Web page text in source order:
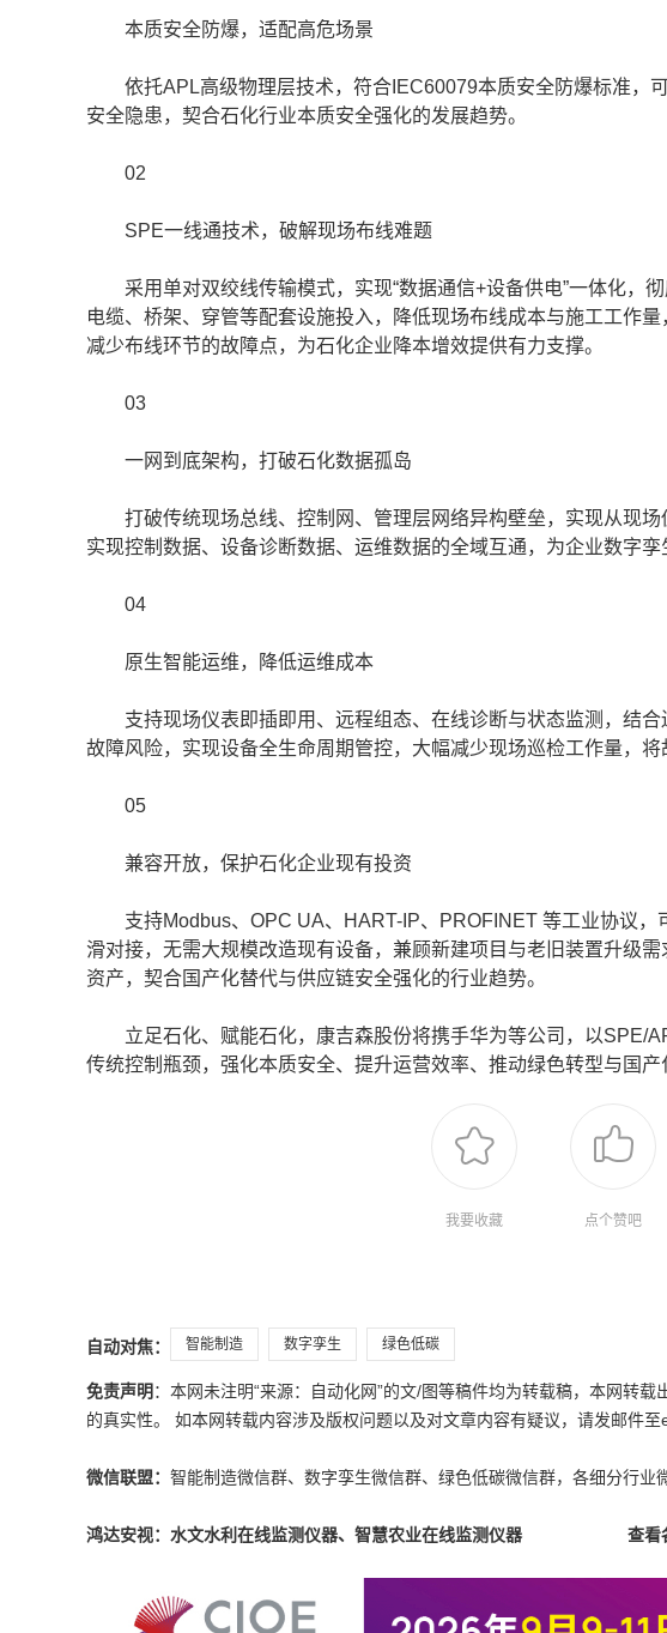
本质安全防爆，适配高危场景
依托APL高级物理层技术，符合IEC60079本质安全防爆标准，
安全隐患，契合石化行业本质安全强化的发展趋势。
02
SPE一线通技术，破解现场布线难题
采用单对双绞线传输模式，实现“数据通信+设备供电”一体化，
电缆、桥架、穿管等配套设施投入，降低现场布线成本与施工工作
减少布线环节的故障点，为石化企业降本增效提供有力支撑。
03
一网到底架构，打破石化数据孤岛
打破传统现场总线、控制网、管理层网络异构壁垒，实现从现场
实现控制数据、设备诊断数据、运维数据的全域互通，为企业数字
04
原生智能运维，降低运维成本
支持现场仪表即插即用、远程组态、在线诊断与状态监测，结合
故障风险，实现设备全生命周期管控，大幅减少现场巡检工作量，将
05
兼容开放，保护石化企业现有投资
支持Modbus、OPC UA、HART-IP、PROFINET 等工业协议，
滑对接，无需大规模改造现有设备，兼顾新建项目与老旧装置升级
资产，契合国产化替代与供应链安全强化的行业趋势。
立足石化、赋能石化，康吉森股份将携手华为等公司，以SPE/
传统控制瓶颈，强化本质安全、提升运营效率、推动绿色转型与国产
我要收藏 点个赞吧
自动对焦： 智能制造 数字孪生 绿色低碳
免责声明 ：本网未注明“来源：自动化网”的文/图等稿件均为转载稿，本网转
的真实性。 如本网转载内容涉及版权问题以及对文章内容有疑议，请发邮件
微信联盟： 智能制造微信群、数字孪生微信群、绿色低碳微信群，各细分行业
鸿达安视：水文水利在线监测仪器、智慧农业在线监测仪器 查看